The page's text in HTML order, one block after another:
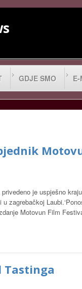
GDJE SMO
je uspješno kraju
zagrebačkoj
Motovun Film
Tastinga